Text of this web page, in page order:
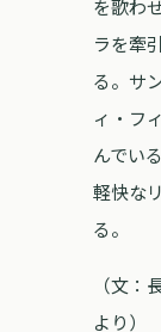
を歌わ
ラを牽
る。サ
ィ・フ
んでい
軽快な
る。
（文：
より）